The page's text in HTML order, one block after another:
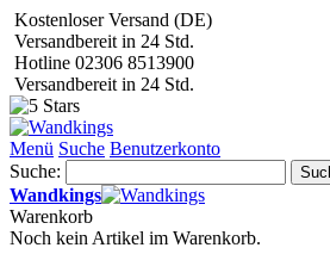
Kostenloser Versand (DE)
Versandbereit in 24 Std.
Hotline 02306 8513900
Versandbereit in 24 Std.
Menü Suche Benutzerkonto
Suche:
Wandkings
Warenkorb
Noch kein Artikel im Warenkorb.